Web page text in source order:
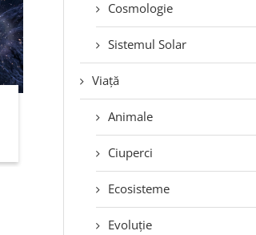
Cosmologie
Sistemul Solar
Viață
Animale
Ciuperci
Ecosisteme
Evoluție